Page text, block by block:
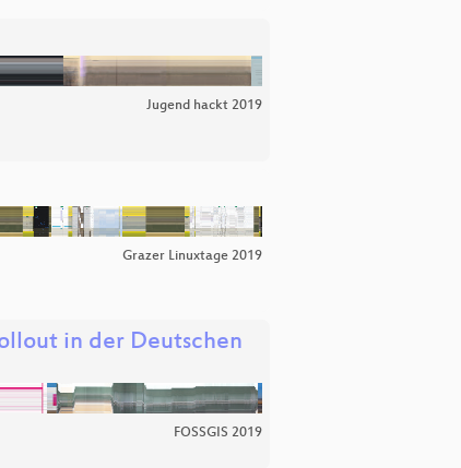
Jugend hackt 2019
Grazer Linuxtage 2019
in der Deutschen
FOSSGIS 2019